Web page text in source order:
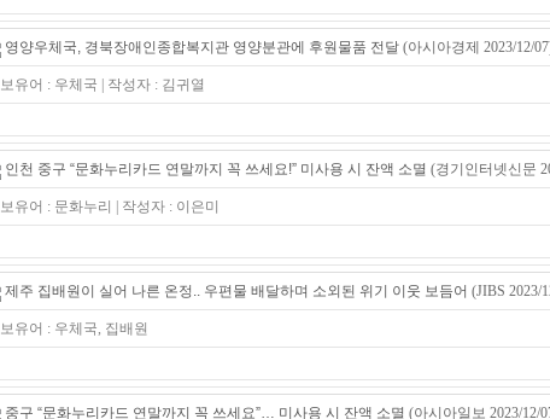
영양우체국, 경북장애인종합복지관 영양분관에 후원물품 전달 (아시아경제 2023/12/
보유어 : 우체국 | 작성자 : 김귀열
인천 중구 “문화누리카드 연말까지 꼭 쓰세요!” 미사용 시 잔액 소멸 (경기인터넷신문
보유어 : 문화누리 | 작성자 : 이은미
제주 집배원이 실어 나른 온정.. 우편물 배달하며 소외된 위기 이웃 보듬어 (JIBS 2023/
보유어 : 우체국, 집배원
중구 “문화누리카드 연말까지 꼭 쓰세요”… 미사용 시 잔액 소멸 (아시아일보 2023/12/